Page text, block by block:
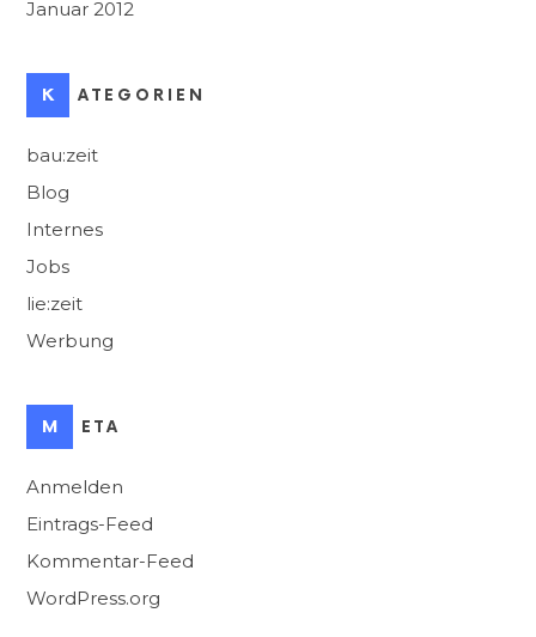
Januar 2012
KATEGORIEN
bau:zeit
Blog
Internes
Jobs
lie:zeit
Werbung
META
Anmelden
Eintrags-Feed
Kommentar-Feed
WordPress.org